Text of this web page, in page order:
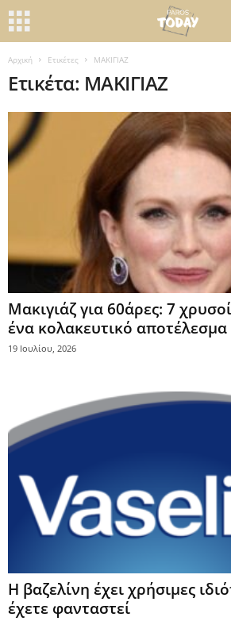
Αρχική Ετικέτες ΜΑΚΙΓΙΑΖ
Ετικέτα: ΜΑΚΙΓΙΑΖ
Μακιγιάζ για 60άρες: 7
ένα κολακευτικό αποτέλεσμα
19 Ιουλίου, 2026
H βαζελίνη έχει χρήσιμες
έχετε φανταστεί